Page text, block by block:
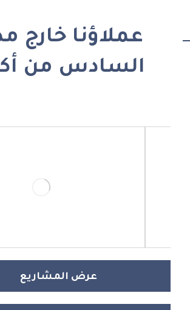
عملاؤنا خارج
السادس من
عرض المشاريع